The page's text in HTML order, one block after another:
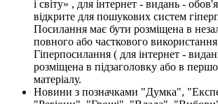
і світу» , для інтернет - видань -
відкрите для пошукових систем
Посилання має бути розміщена в
повного або часткового використання
Гіперпосилання ( для інтернет -
розміщена в підзаголовку або в
матеріалу.
Новини з позначками "Думка",